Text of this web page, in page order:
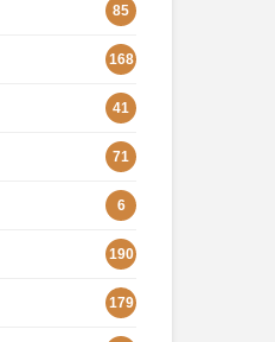
85
168
41
71
6
190
179